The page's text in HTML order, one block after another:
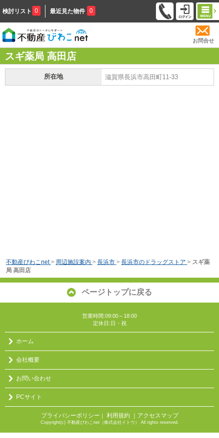
検討リスト 0 最近見た物件 0
お問合せ
スギ薬局 高田店
所在地 滋賀県長浜市高田町11-33
不動産びわこnet > 周辺施設案内 > 長浜市 > 長浜市のドラッグストア > スギ薬
局 高田店
ページトップに戻る
営業時間:09:00～18:00
定休日:日・祝
ホーム
会社概要
お問い合わせ
PCサイト
プライバシーポリシー ｜ 利用規約 ｜アクセスマップ
Copyright(c) 不動産びわこnet（株式会社イトウ） All rights reserved.